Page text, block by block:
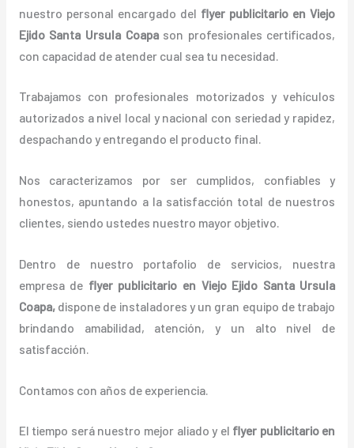
nuestro personal encargado del flyer publicitario en Viejo
Ejido Santa Ursula Coapason profesionales certificados,
con capacidad de atender cual sea tu necesidad.
Trabajamos con profesionales motorizados y vehículos
autorizados a nivel local y nacional con seriedad y rapidez,
despachando y entregando el producto final.
Nos caracterizamos por ser cumplidos, confiables y
honestos, apuntando a la satisfacción total de nuestros
clientes, siendo ustedes nuestro mayor objetivo.
Dentro de nuestro portafolio de servicios, nuestra
empresa de flyer publicitario en Viejo Ejido Santa Ursula
Coapa,dispone de instaladores y un gran equipo de trabajo
brindando amabilidad, atención, y un alto nivel de
satisfacción.
Contamos con años de experiencia.
El tiempo será nuestro mejor aliado y el flyer publicitarioen